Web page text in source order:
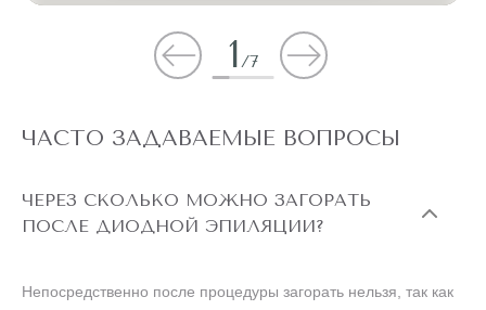
1/7
ЧАСТО ЗАДАВАЕМЫЕ ВОПРОСЫ
ЧЕРЕЗ СКОЛЬКО МОЖНО ЗАГОРАТЬ
ПОСЛЕ ДИОДНОЙ ЭПИЛЯЦИИ?
Непосредственно после процедуры загорать нельзя, так как